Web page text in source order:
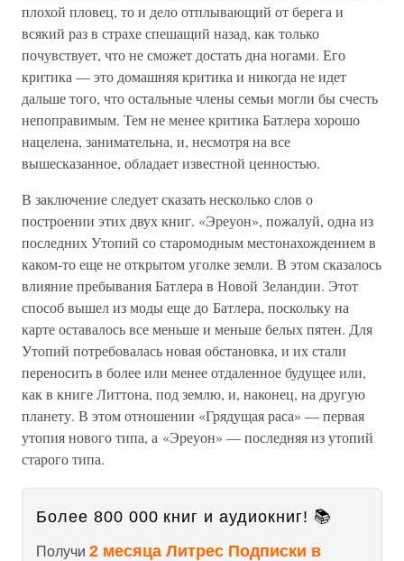
плохой пловец, то и дело отплывающий от берега и
всякий раз в страхе спешащий назад, как только
почувствует, что не сможет достать дна ногами. Его
критика — это домашняя критика и никогда не идет
дальше того, что остальные члены семьи могли бы счесть
непоправимым. Тем не менее критика Батлера хорошо
нацелена, занимательна, и, несмотря на все
вышесказанное, обладает известной ценностью.
В заключение следует сказать несколько слов о
построении этих двух книг. «Эреуон», пожалуй, одна из
последних Утопий со старомодным местонахождением в
каком-то еще не открытом уголке земли. В этом сказалось
влияние пребывания Батлера в Новой Зеландии. Этот
способ вышел из моды еще до Батлера, поскольку на
карте оставалось все меньше и меньше белых пятен. Для
Утопий потребовалась новая обстановка, и их стали
переносить в более или менее отдаленное будущее или,
как в книге Литтона, под землю, и, наконец, на другую
планету. В этом отношении «Грядущая раса» — первая
утопия нового типа, а «Эреуон» — последняя из утопий
старого типа.
Более 800 000 книг и аудиокниг! 📚
Получи 2 месяца Литрес Подписки в